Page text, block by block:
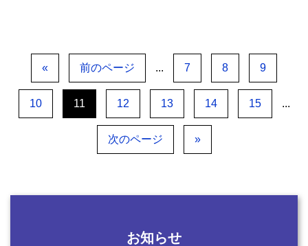
« 前のページ ... 7 8 9
10 11 12 13 14 15 ...
次のページ »
お知らせ